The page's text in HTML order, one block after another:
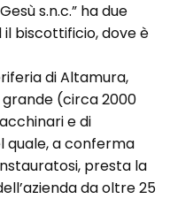
s.n.c.” ha due
biscottificio, dove è
di Altamura,
(circa 2000
e di
quale, a conferma
presta la
da oltre 25